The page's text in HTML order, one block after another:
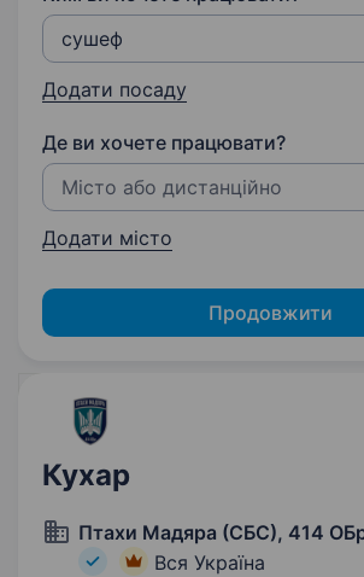
Додати посаду
Де ви хочете працювати?
Додати місто
Продовжити
Кухар
Птахи Мадяра (СБС), 414
Вся Україна